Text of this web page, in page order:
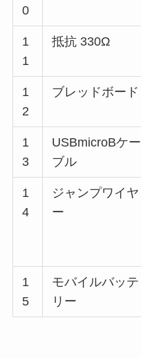
0
1
1
抵抗 330Ω
1
2
ブレッドボード
1
3
USBmicroBケー
ブル
1
4
ジャンプワイヤ
ー
1
5
モバイルバッテ
リー